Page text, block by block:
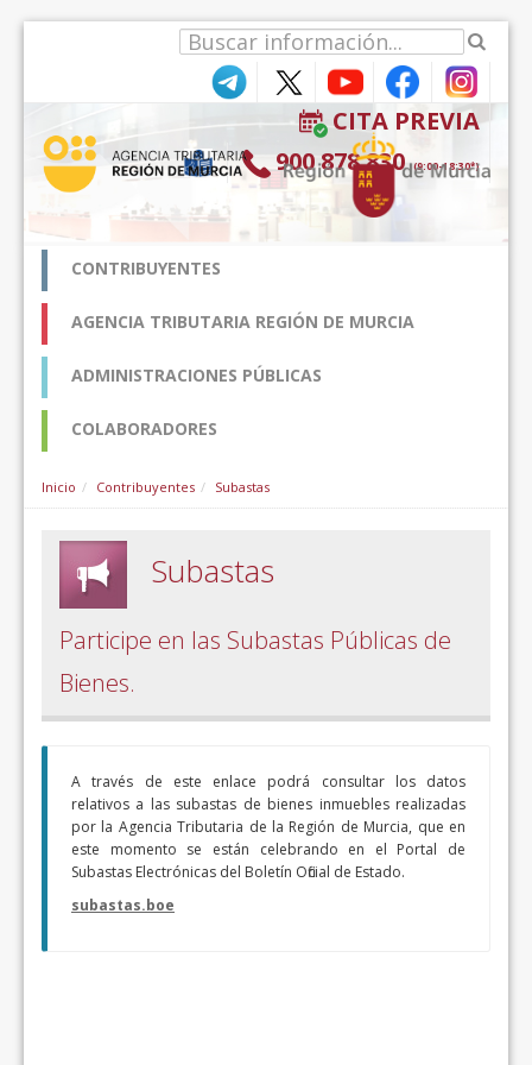
CITA PREVIA
900 878 830 (9:00-18:30*)
CONTRIBUYENTES
AGENCIA TRIBUTARIA REGIÓN DE MURCIA
ADMINISTRACIONES PÚBLICAS
COLABORADORES
Inicio Contribuyentes Subastas
Subastas
Participe en las Subastas Públicas de
Bienes.
A través de este enlace podrá consultar los datos
relativos a las subastas de bienes inmuebles realizadas
por la Agencia Tributaria de la Región de Murcia, que en
este momento se están celebrando en el Portal de
Subastas Electrónicas del Boletín Oficial de Estado.
subastas.boe